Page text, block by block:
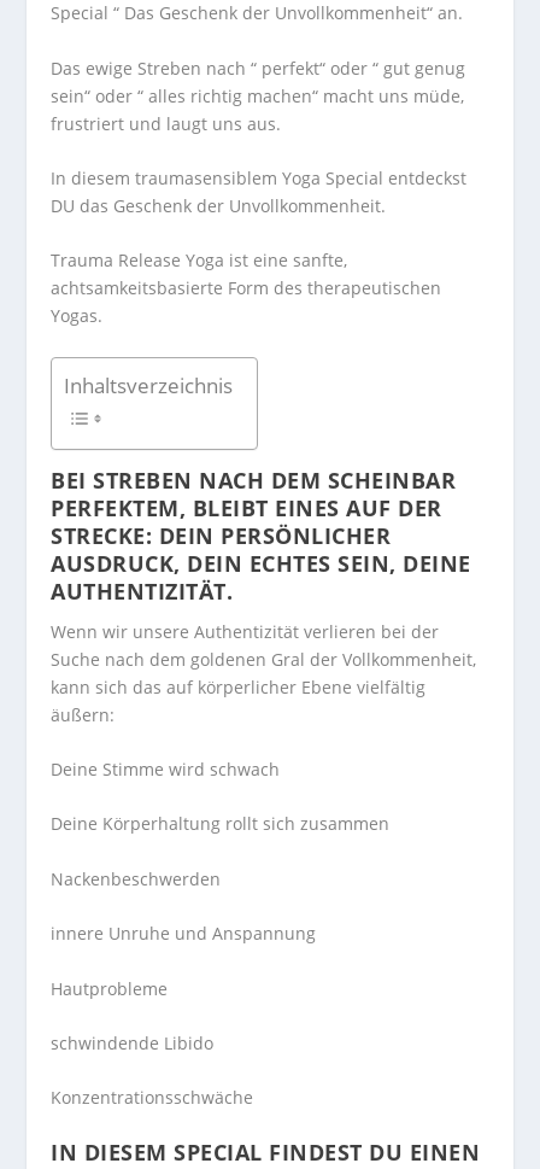
Special “ Das Geschenk der Unvollkommenheit“ an.
Das ewige Streben nach “ perfekt“ oder “ gut genug
sein“ oder “ alles richtig machen“ macht uns müde,
frustriert und laugt uns aus.
In diesem traumasensiblem Yoga Special entdeckst
DU das Geschenk der Unvollkommenheit.
Trauma Release Yoga ist eine sanfte,
achtsamkeitsbasierte Form des therapeutischen
Yogas.
Inhaltsverzeichnis
BEI STREBEN NACH DEM SCHEINBAR
PERFEKTEM, BLEIBT EINES AUF DER
STRECKE: DEIN PERSÖNLICHER
AUSDRUCK, DEIN ECHTES SEIN, DEINE
AUTHENTIZITÄT.
Wenn wir unsere Authentizität verlieren bei der
Suche nach dem goldenen Gral der Vollkommenheit,
kann sich das auf körperlicher Ebene vielfältig
äußern:
Deine Stimme wird schwach
Deine Körperhaltung rollt sich zusammen
Nackenbeschwerden
innere Unruhe und Anspannung
Hautprobleme
schwindende Libido
Konzentrationsschwäche
IN DIESEM SPECIAL FINDEST DU EINEN